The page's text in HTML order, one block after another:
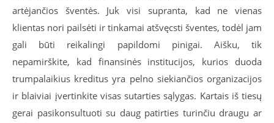
artėjančios šventės. Juk visi supranta, kad ne vienas
klientas nori pailsėti ir tinkamai atšvęcsti šventes, todėl jam
gali būti reikalingi papildomi pinigai. Aišku, tik
nepamirškite, kad finansinės institucijos, kurios duoda
trumpalaikius kreditus yra pelno siekiančios organizacijos
ir blaiviai įvertinkite visas sutarties sąlygas. Kartais iš tiesų
gerai pasikonsultuoti su daug patirties turinčiu draugu ar